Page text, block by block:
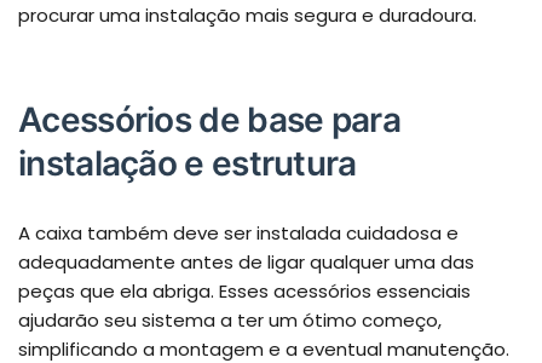
procurar uma instalação mais segura e duradoura.
Acessórios de base para
instalação e estrutura
A caixa também deve ser instalada cuidadosa e
adequadamente antes de ligar qualquer uma das
peças que ela abriga. Esses acessórios essenciais
ajudarão seu sistema a ter um ótimo começo,
simplificando a montagem e a eventual manutenção.